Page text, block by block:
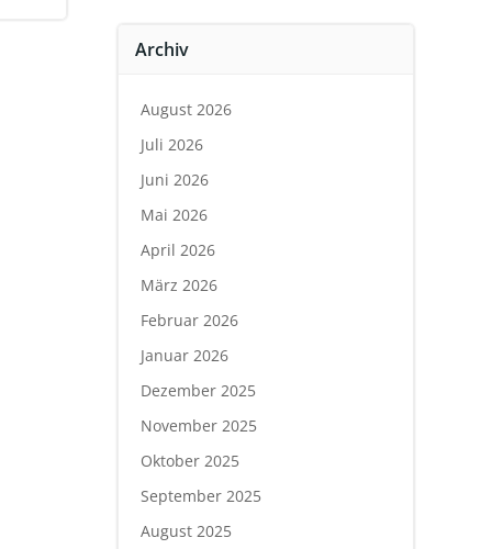
Archiv
August 2026
Juli 2026
Juni 2026
Mai 2026
April 2026
März 2026
Februar 2026
Januar 2026
Dezember 2025
November 2025
Oktober 2025
September 2025
August 2025